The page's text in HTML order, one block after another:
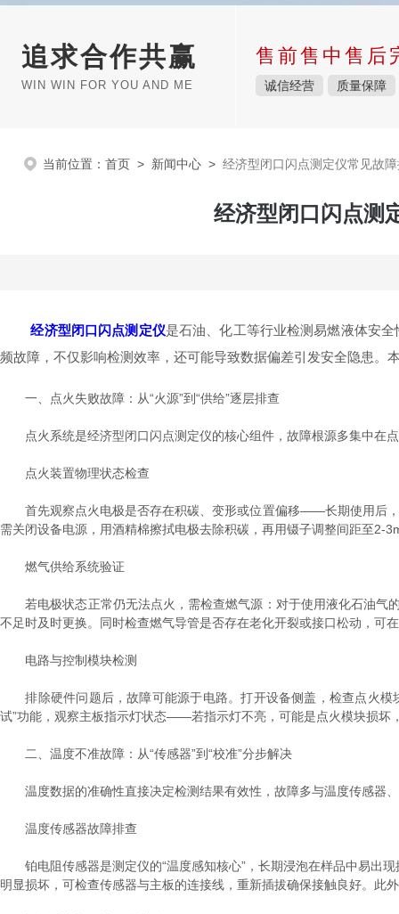
追求合作共赢
WIN WIN FOR YOU AND ME
售前售中售后
诚信经营 质量保障
当前位置： 首页 > 新闻中心 > 经济型闭口闪点测定仪常见故
经济型闭口闪点测
经济型闭口闪点测定仪是石油、化工等行业检测易燃液体安
频故障，不仅影响检测效率，还可能导致数据偏差引发安全隐患
一、点火失败故障：从“火源”到“供给”逐层排查
点火系统是经济型闭口闪点测定仪的核心组件，故障根源多集中在点
点火装置物理状态检查
首先观察点火电极是否存在积碳、变形或位置偏移——长期使用后，
需关闭设备电源，用酒精棉擦拭电极去除积碳，再用镊子调整间距至2-
燃气供给系统验证
若电极状态正常仍无法点火，需检查燃气源：对于使用液化石油气
不足时及时更换。同时检查燃气导管是否存在老化开裂或接口松动，可
电路与控制模块检测
排除硬件问题后，故障可能源于电路。打开设备侧盖，检查点火模
试”功能，观察主板指示灯状态——若指示灯不亮，可能是点火模块损坏
二、温度不准故障：从“传感器”到“校准”分步解决
温度数据的准确性直接决定检测结果有效性，故障多与温度传感器
温度传感器故障排查
铂电阻传感器是测定仪的“温度感知核心”，长期浸泡在样品中易出现
明显损坏，可检查传感器与主板的连接线，重新插拔确保接触良好。此